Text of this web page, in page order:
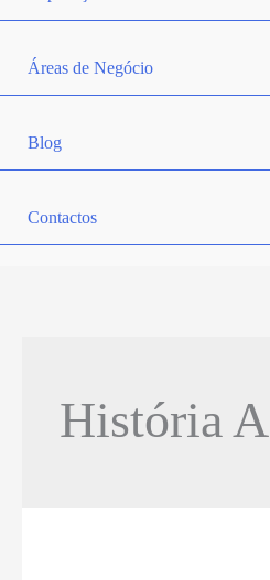
Áreas de Negócio
Blog
Contactos
História A